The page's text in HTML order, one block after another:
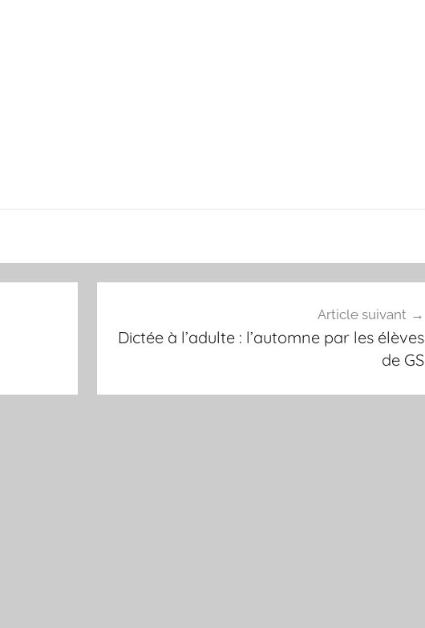
Article suivant
Dictée à l’adulte : l’automne par les élèves
de GS